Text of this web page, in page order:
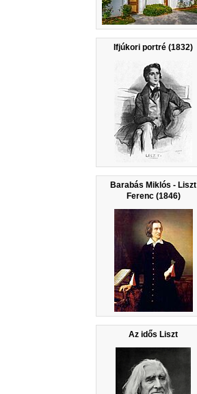
Ifjúkori portré (1832)
Barabás Miklós - Liszt
Ferenc (1846)
Az idős Liszt